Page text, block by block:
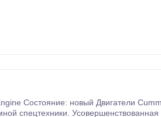
спецтехники. Усовершенствованная